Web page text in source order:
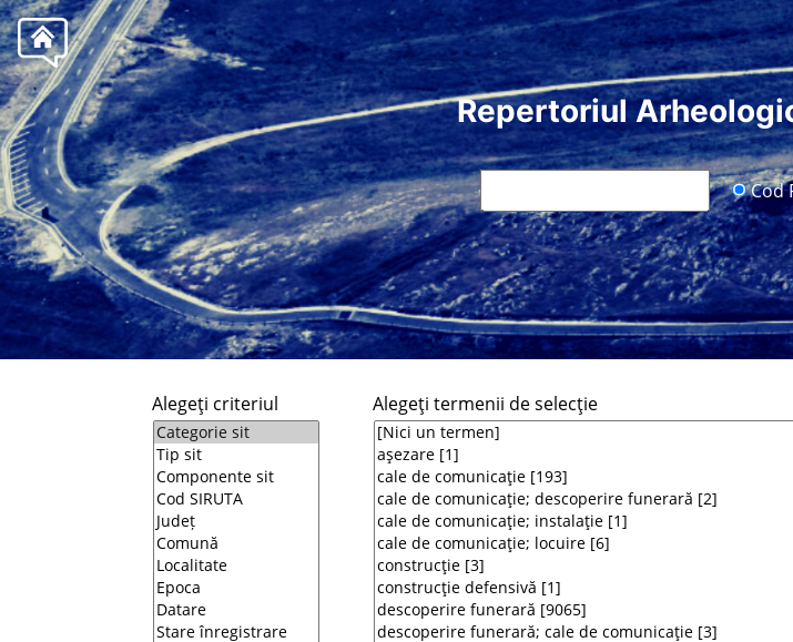
Repertoriul
Cod
Alegeţi criteriul Alegeţi termenii de selecţie